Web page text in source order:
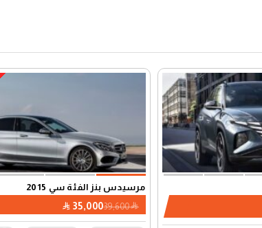
39,600
35,000
مرسيدس بنز الفئة سي 2015